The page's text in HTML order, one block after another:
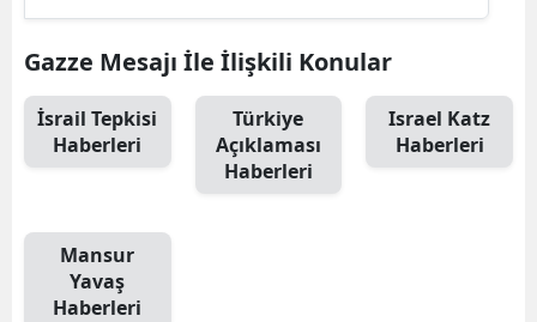
Gazze Mesajı İle İlişkili Konular
İsrail Tepkisi
Haberleri
Türkiye
Açıklaması
Haberleri
Israel Katz
Haberleri
Mansur
Yavaş
Haberleri